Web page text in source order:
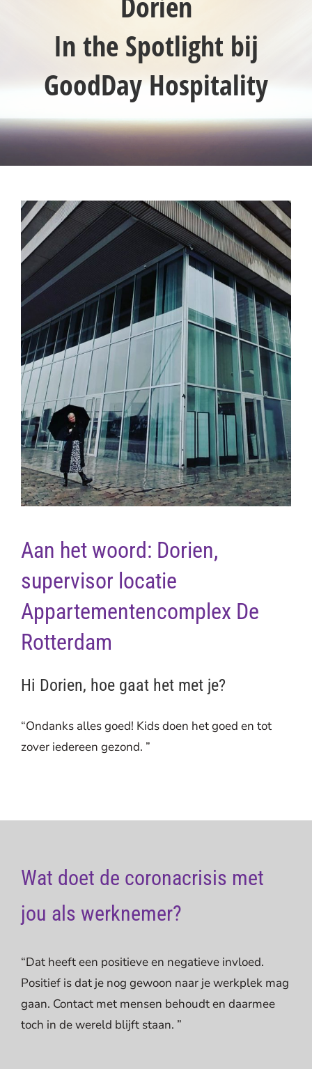
In the Spotlight bij
GoodDay Hospitality
Aan het woord: Dorien,
supervisor locatie
Appartementencomplex De
Rotterdam
Hi Dorien, hoe gaat het met je?
“Ondanks alles goed! Kids doen het goed en tot
zover iedereen gezond. ”
Wat doet de coronacrisis met
jou als werknemer?
“Dat heeft een positieve en negatieve invloed.
Positief is dat je nog gewoon naar je werkplek mag
gaan. Contact met mensen behoudt en daarmee
toch in de wereld blijft staan. ”